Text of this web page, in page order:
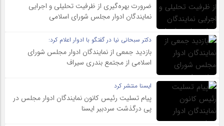
ضرورت بهره‌گیری از ظرفیت تحلیلی و اجرایی
نمایندگان ادوار مجلس شورای اسلامی
دکتر سبحانی نیا در گفتگو با ادوار اعلام کرد:
بازدید جمعی از نمایندگان ادوار مجلس شورای
اسلامی از مجتمع بندری سیراف
ایسنا منتشر کرد
پیام تسلیت رئیس کانون نمایندگان ادوار مجلس در
پی درگذشت سردبیر ایسنا